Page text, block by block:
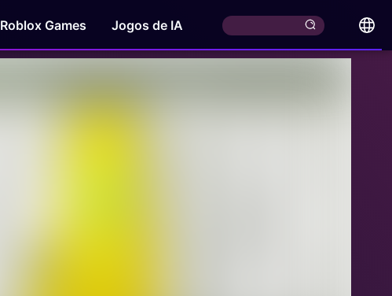
Roblox Games Jogos de IA